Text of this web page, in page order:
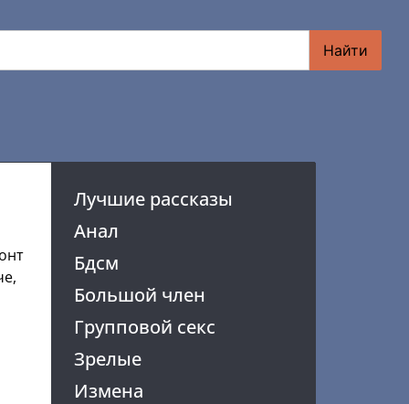
Найти
Лучшие рассказы
Анал
Бдсм
Большой член
Групповой секс
Зрелые
Измена